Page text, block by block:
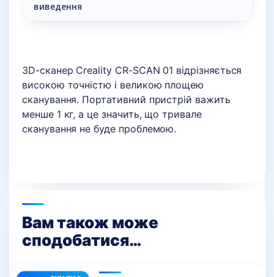
виведення
3D-сканер Creality CR-SCAN 01 відрізняється
високою точністю і великою площею
сканування. Портативний пристрій важить
менше 1 кг, а це значить, що тривале
сканування не буде проблемою.
Вам також може
сподобатися…